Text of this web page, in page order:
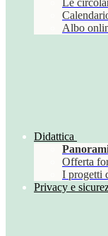
Le
Albo
Didattica
Offerta
I progetti
Privacy e